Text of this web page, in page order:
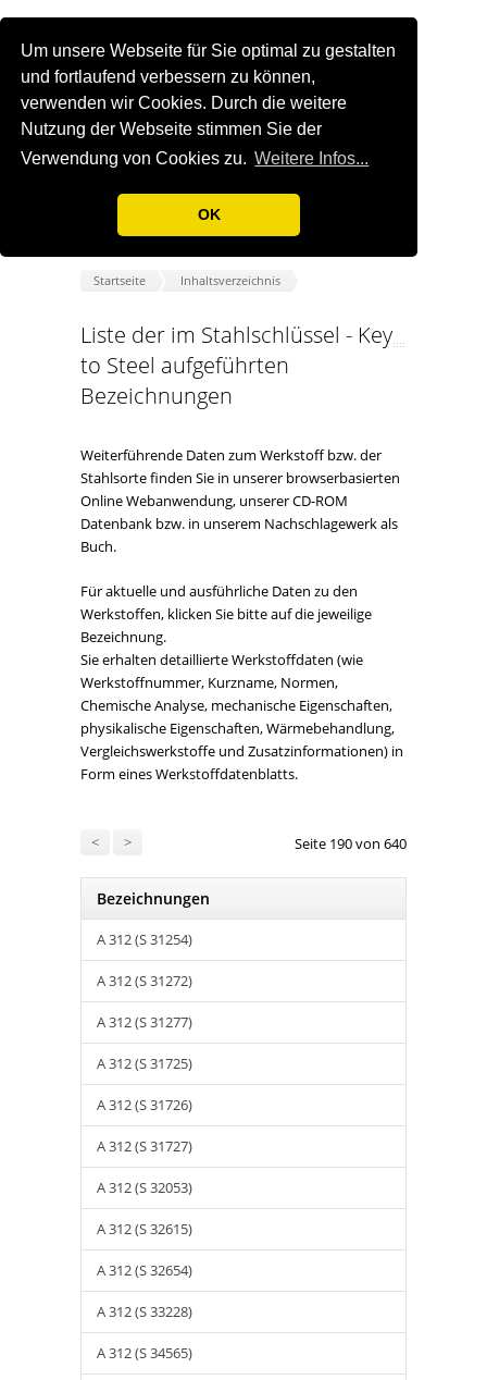
Um unsere Webseite für Sie optimal zu gestalten
und fortlaufend verbessern zu können,
verwenden wir Cookies. Durch die weitere
Nutzung der Webseite stimmen Sie der
Verwendung von Cookies zu. Weitere Infos...
OK
Startseite Inhaltsverzeichnis
Liste der im Stahlschlüssel - Key
to Steel aufgeführten
Bezeichnungen
Weiterführende Daten zum Werkstoff bzw. der
Stahlsorte finden Sie in unserer browserbasierten
Online Webanwendung, unserer CD-ROM
Datenbank bzw. in unserem Nachschlagewerk als
Buch.
Für aktuelle und ausführliche Daten zu den
Werkstoffen, klicken Sie bitte auf die jeweilige
Bezeichnung.
Sie erhalten detaillierte Werkstoffdaten (wie
Werkstoffnummer, Kurzname, Normen,
Chemische Analyse, mechanische Eigenschaften,
physikalische Eigenschaften, Wärmebehandlung,
Vergleichswerkstoffe und Zusatzinformationen) in
Form eines Werkstoffdatenblatts.
< > Seite 190 von 640
Bezeichnungen
A 312 (S 31254)
A 312 (S 31272)
A 312 (S 31277)
A 312 (S 31725)
A 312 (S 31726)
A 312 (S 31727)
A 312 (S 32053)
A 312 (S 32615)
A 312 (S 32654)
A 312 (S 33228)
A 312 (S 34565)